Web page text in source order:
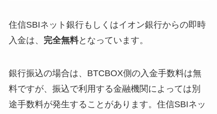
住信SBIネット銀行もしくはイオン銀行からの即時
入金は、 完全無料となっています。
銀行振込の場合は、BTCBOX側の入金手数料は無
料ですが、振込で利用する金融機関によっては別
途手数料が発生することがあります。住信SBIネッ